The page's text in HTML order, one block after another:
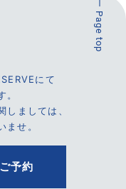
Page top
にて
。
しましては、
ませ。
予約